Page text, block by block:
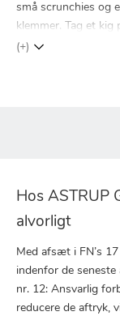
små scrunchies og
klemmer. Tag et kig
(+)
Hos ASTRUP
alvorligt
Med afsæt i FN’s
indenfor de
nr. 12: Ansvarlig
reducere de aftryk,